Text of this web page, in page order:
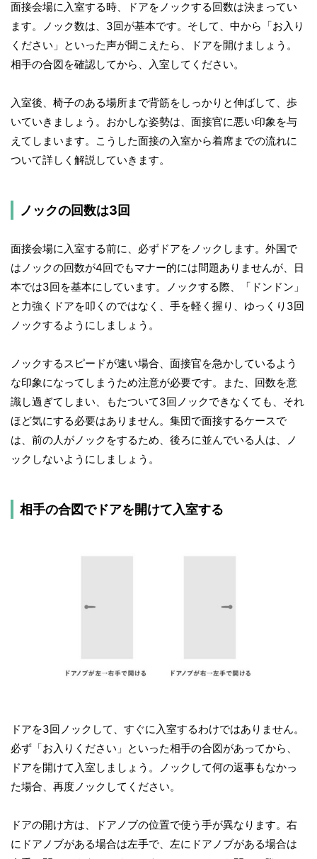
面接会場に入室する時、ドアをノックする回数は決まってい
ます。ノック数は、3回が基本です。そして、中から「お入り
ください」といった声が聞こえたら、ドアを開けましょう。
相手の合図を確認してから、入室してください。
入室後、椅子のある場所まで背筋をしっかりと伸ばして、歩
いていきましょう。おかしな姿勢は、面接官に悪い印象を与
えてしまいます。こうした面接の入室から着席までの流れに
ついて詳しく解説していきます。
ノックの回数は3回
面接会場に入室する前に、必ずドアをノックします。外国で
はノックの回数が4回でもマナー的には問題ありませんが、日
本では3回を基本にしています。ノックする際、「ドンドン」
と力強くドアを叩くのではなく、手を軽く握り、ゆっくり3回
ノックするようにしましょう。
ノックするスピードが速い場合、面接官を急かしているよう
な印象になってしまうため注意が必要です。また、回数を意
識し過ぎてしまい、もたついて3回ノックできなくても、それ
ほど気にする必要はありません。集団で面接するケースで
は、前の人がノックをするため、後ろに並んでいる人は、ノ
ックしないようにしましょう。
相手の合図でドアを開けて入室する
ドアを3回ノックして、すぐに入室するわけではありません。
必ず「お入りください」といった相手の合図があってから、
ドアを開けて入室しましょう。ノックして何の返事もなかっ
た場合、再度ノックしてください。
ドアの開け方は、ドアノブの位置で使う手が異なります。右
にドアノブがある場合は左手で、左にドアノブがある場合は